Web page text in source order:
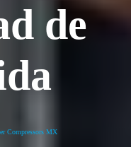
de
Compressors MX